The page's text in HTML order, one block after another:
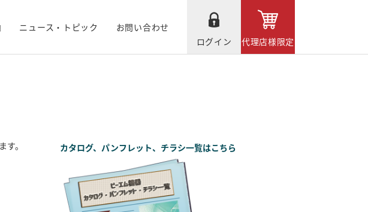
ニュース・トピック
お問い合わせ
ログイン
代理店様限定
。
カタログ、パンフレット、チラシ一覧はこちら